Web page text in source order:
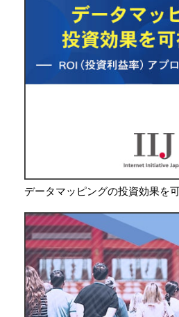
データマッピングの投資効果を